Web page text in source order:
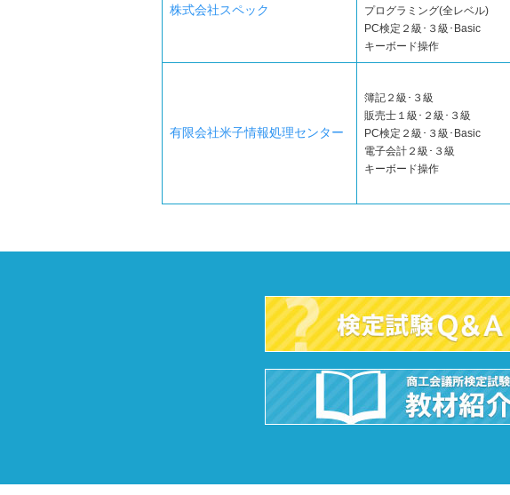
株式会社スペック
プログラミング(全レベル)
PC検定２級･３級･Basic
キーボード操作
有限会社米子情報処理センター
簿記２級･３級
販売士１級･２級･３級
PC検定２級･３級･Basic
電子会計２級･３級
キーボード操作